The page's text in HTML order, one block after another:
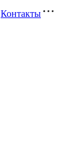
Контакты